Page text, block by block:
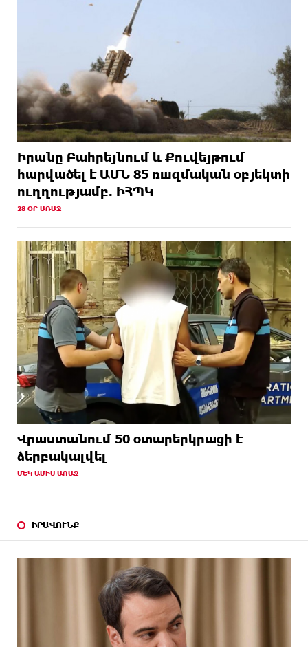
Իրանը Բահրեյնում և Քուվեյթում
hարվածել է ԱՄՆ 85 ռшզմական օբյեկտի
ուղղությամբ. ԻՀՊԿ
28 ՕՐ ԱՌԱՋ
Վրաստանում 50 օտարերկրացի է
ձերբակալվել
ՄԵԿ ԱՄԻՍ ԱՌԱՋ
ԻՐԱՎՈՒՆՔ